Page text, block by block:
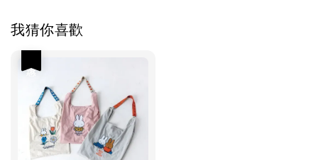
我猜你喜歡